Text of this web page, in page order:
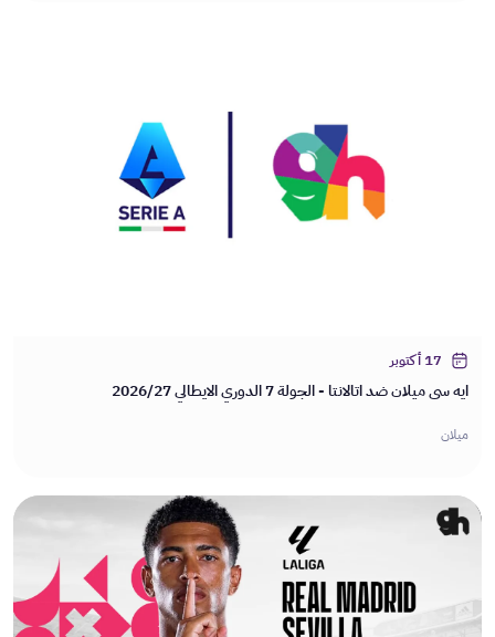
17 أكتوبر
ايه سي ميلان ضد اتالانتا - الجولة 7 الدوري الايطالي 2026/27
ميلان